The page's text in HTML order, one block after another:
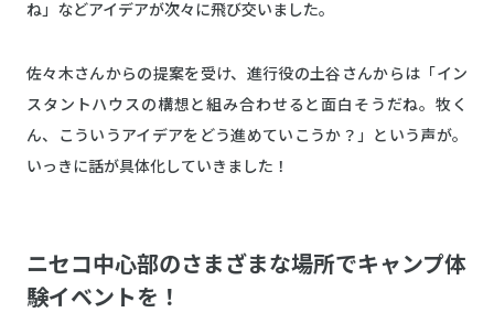
ね」などアイデアが次々に飛び交いました。
佐々木さんからの提案を受け、進行役の土谷さんからは「イン
スタントハウスの構想と組み合わせると面白そうだね。牧く
ん、こういうアイデアをどう進めていこうか？」という声が。
いっきに話が具体化していきました！
ニセコ中心部のさまざまな場所でキャンプ体
験イベントを！